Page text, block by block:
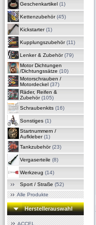
Geschenkartikel (1)
Kettenzubehör(45)
Kickstarter(1)
Kupplungszubehör(11)
Lenker & Zubehör(79)
Motor Dichtungen
/Dichtungssätze (10)
Motorschrauben /
Motordeckel (37)
Räder, Reifen &
Zubehör(105)
Schraubenkits (16)
Sonstiges (1)
Startnummern /
Aufkleber(1)
Tankzubehör(23)
Vergaserteile (8)
Werkzeug (14)
Sport / Straße (52)
Alle Produkte
Herstellerauswahl
ACCEL